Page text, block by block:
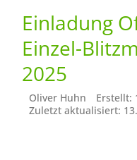
Einladung
Einzel-
2025
Oliver Huhn
Erstellt:
Zuletzt aktualisiert: